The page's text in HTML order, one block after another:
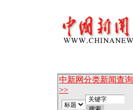
中新网分类新闻查询
>>